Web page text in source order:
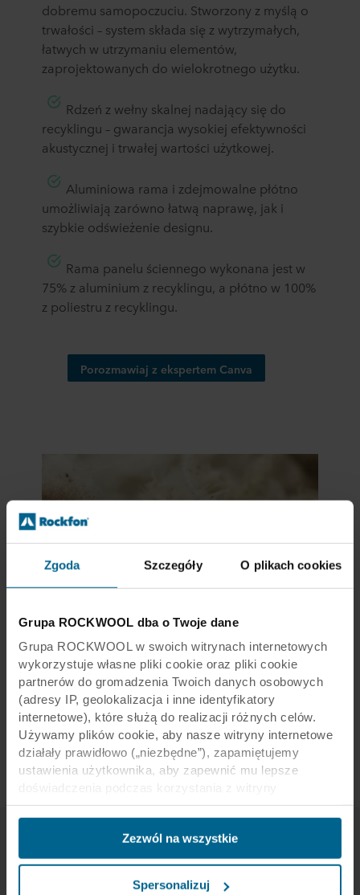
Zgoda Szczegóły O plikach cookies
Grupa ROCKWOOL dba o Twoje dane
Grupa ROCKWOOL w swoich witrynach internetowych
wykorzystuje własne pliki cookie oraz pliki cookie
partnerów do gromadzenia Twoich danych osobowych
(adresy IP, geolokalizacja i inne identyfikatory
internetowe), które służą do realizacji różnych celów.
Używamy plików cookie, aby nasze witryny internetowe
działały prawidłowo („niezbędne”), zapamiętujemy
ustawienia użytkownika, aby zapewnić mu lepsze
(„funkcjonalne”), analizujemy jego zachowanie w celu
optymalizacji witryn („statystyczne”) oraz
ukierunkowujemy nasze treści i reklamy w mediach
społecznościowych i zewnętrznych witrynach
Zezwól na wszystkie
Spersonalizuj
dobremu samopoczuciu. Stworzony z myślą o
trwałości – system składa się z wytrzymałych,
łatwych w utrzymaniu elementów,
zaprojektowanych do wielokrotnego użytku.
​Rdzeń z wełny skalnej nadający się do
recyklingu – gwarancja wysokiej efektywności
akustycznej i trwałej wartości użytkowej.
​Aluminiowa rama i zdejmowalne płótno
umożliwiają zarówno łatwą naprawę, jak i
szybkie odświeżenie designu.
​Rama panelu ściennego wykonana jest w
75% z aluminium z recyklingu, a płótno w 100%
z poliestru z recyklingu.
Porozmawiaj z ekspertem Canva
Design ściany do każdej